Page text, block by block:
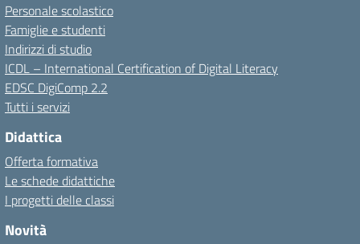
Personale scolastico
Famiglie e studenti
Indirizzi di studio
ICDL – International Certification of Digital Literacy
EDSC DigiComp 2.2
Tutti i servizi
Didattica
Offerta formativa
Le schede didattiche
I progetti delle classi
Novità